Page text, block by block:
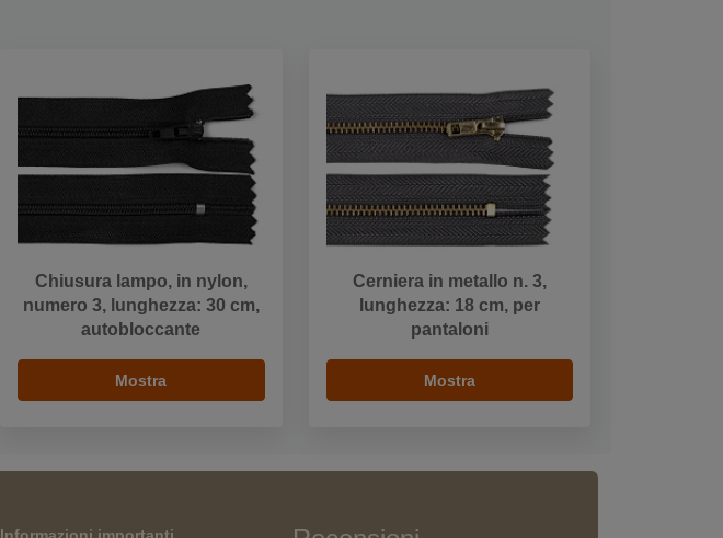
Chiusura lampo, in nylon,
numero 3, lunghezza: 30 cm,
autobloccante
Mostra
Cerniera in metallo n. 3,
lunghezza: 18 cm, per
pantaloni
Mostra